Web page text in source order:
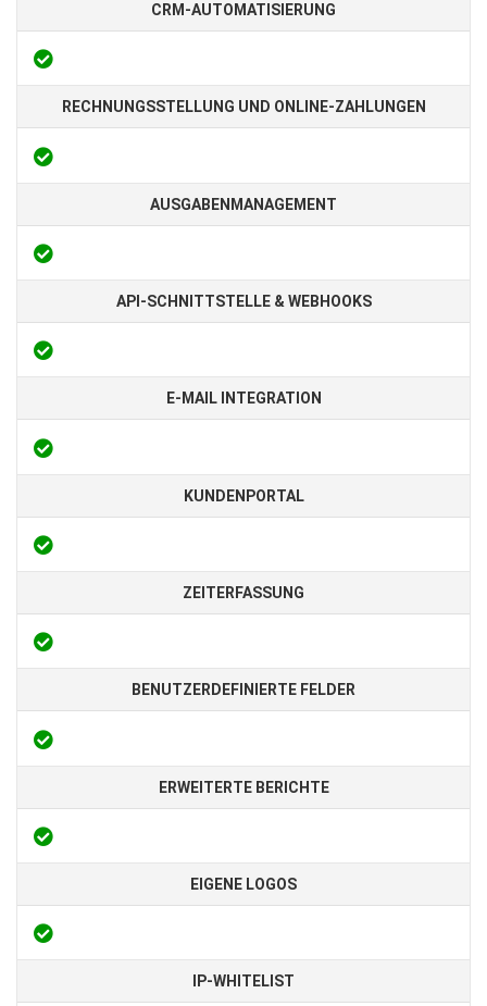
CRM-AUTOMATISIERUNG
RECHNUNGSSTELLUNG UND ONLINE-ZAHLUNGEN
AUSGABENMANAGEMENT
API-SCHNITTSTELLE & WEBHOOKS
E-MAIL INTEGRATION
KUNDENPORTAL
ZEITERFASSUNG
BENUTZERDEFINIERTE FELDER
ERWEITERTE BERICHTE
EIGENE LOGOS
IP-WHITELIST